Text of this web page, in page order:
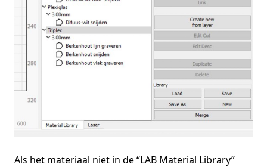
Als het materiaal niet in de “LAB Material Library”